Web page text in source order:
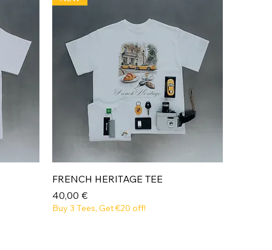
Aperçu rapide
FRENCH HERITAGE TEE
Prix
40,00 €
Buy 3 Tees, Get €20 off!